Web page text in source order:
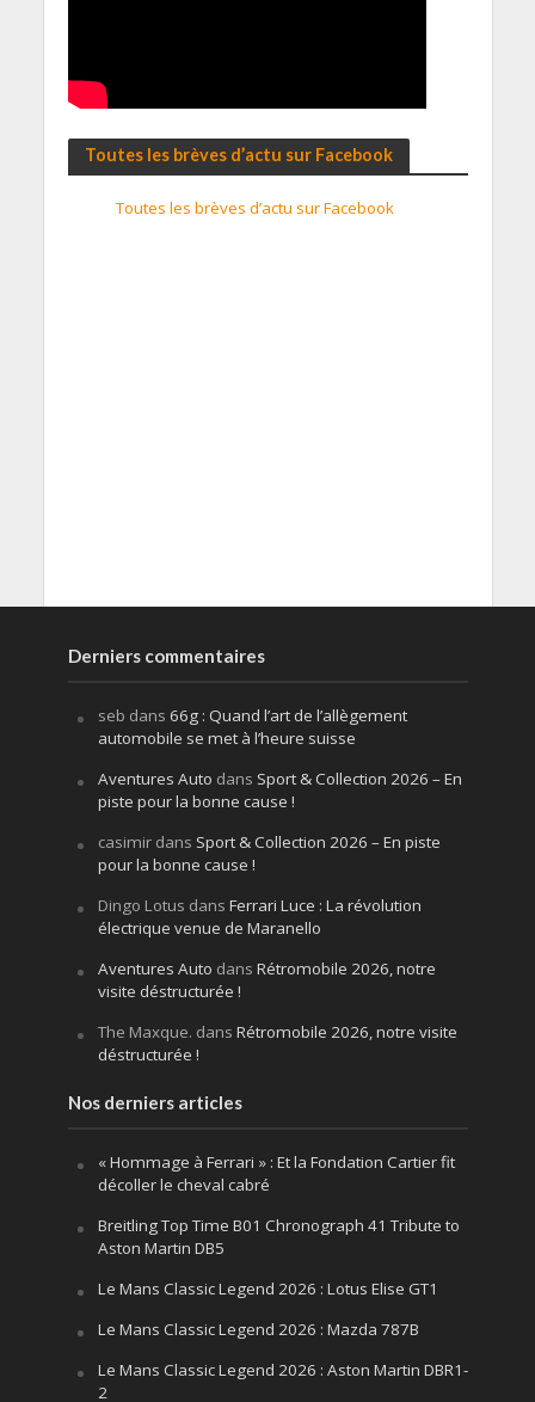
Toutes les brèves d’actu sur Facebook
Toutes les brèves d’actu sur Facebook
Derniers commentaires
seb dans 66g : Quand l’art de l’allègement
automobile se met à l’heure suisse
Aventures Auto dans Sport & Collection 2026 – En
piste pour la bonne cause !
casimirdans Sport & Collection 2026 – En piste
pour la bonne cause !
Dingo Lotus dans Ferrari Luce : La révolution
électrique venue de Maranello
Aventures Auto dans Rétromobile 2026, notre
visite déstructurée !
The Maxque. dans Rétromobile 2026, notre visite
déstructurée !
Nos derniers articles
« Hommage à Ferrari » : Et la Fondation Cartier fit
décoller le cheval cabré
Breitling Top Time B01 Chronograph 41 Tribute to
Aston Martin DB5
Le Mans Classic Legend 2026 : Lotus Elise GT1
Le Mans Classic Legend 2026 : Mazda 787B
Le Mans Classic Legend 2026 : Aston Martin DBR1-
2